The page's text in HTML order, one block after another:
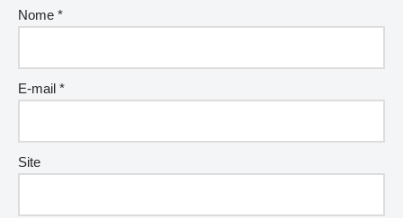
Nome *
E-mail *
Site